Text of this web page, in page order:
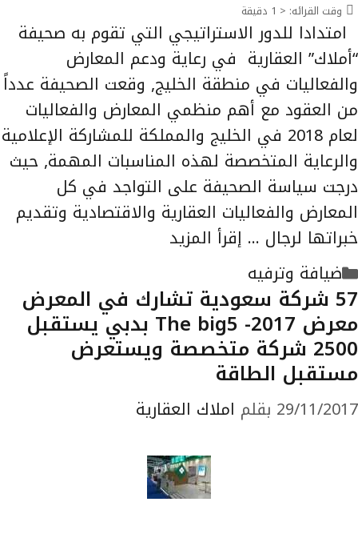
وقت القرائه: < 1 دقيقة
امتدادا للدور الاستراتيجي التي تقوم به صحيفة
“أملاك” العقارية في رعاية ودعم المعارض
والفعاليات في منطقة الخليج, وقعت الصحيفة عدداً
من العقود مع أهم منظمي المعارض والفعاليات
لعام 2018 في الخليج والمملكة للمشاركة الإعلامية
والرعاية المتخصصة لهذه المناسبات المهمة, حيث
درجت سياسة الصحيفة على التواجد في كل
المعارض والفعاليات العقارية والاقتصادية وتقديم
خبراتها لرجال … إقرأ المزيد
التصنيفات
ضيافة وترفيه
57 شركة سعودية تشارك في المعرض
معرض The big5 -2017 بدبي يستقبل
2500 شركة متخصصة ويستعرض
مستقبل الطاقة
29/11/2017 بقلم املاك العقارية